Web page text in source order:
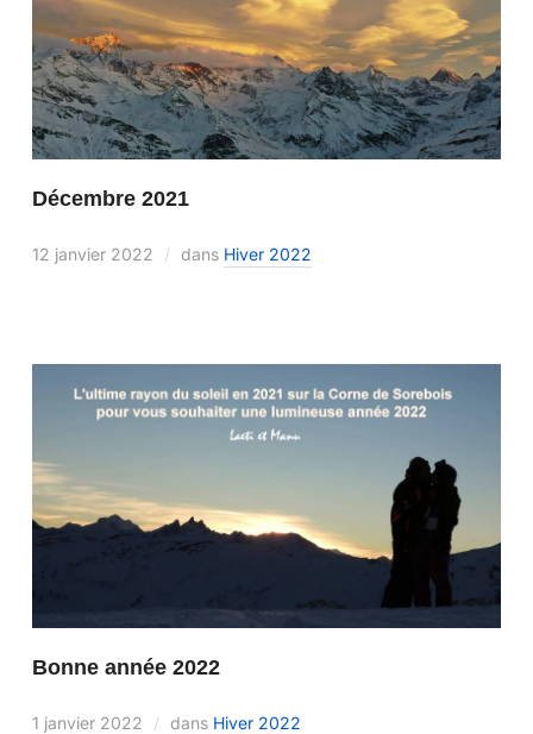
Décembre 2021
12 janvier 2022 dans Hiver 2022
Bonne année 2022
1 janvier 2022 dans Hiver 2022